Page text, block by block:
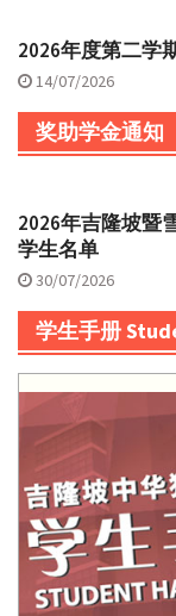
2026年度第二学
14/07/2026
奖助学金通知
2026年吉隆坡暨
学生名单
30/07/2026
学生手册